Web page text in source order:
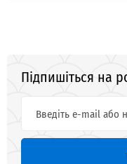
Підпишіться на